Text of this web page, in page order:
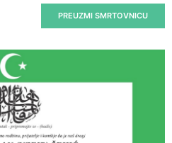
PREUZMI SMRTOVNICU